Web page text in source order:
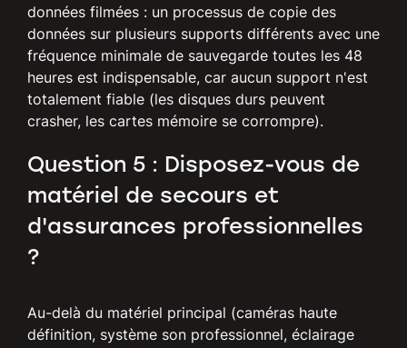
données filmées : un processus de copie des
données sur plusieurs supports différents avec une
fréquence minimale de sauvegarde toutes les 48
heures est indispensable, car aucun support n'est
totalement fiable (les disques durs peuvent
crasher, les cartes mémoire se corrompre).
Question 5 : Disposez-vous de
matériel de secours et
d'assurances professionnelles
?
Au-delà du matériel principal (caméras haute
définition, système son professionnel, éclairage